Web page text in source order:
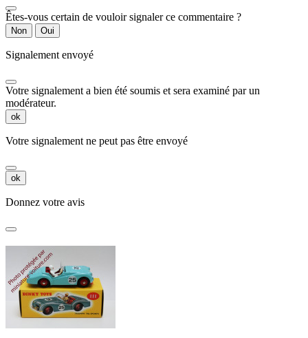
Êtes-vous certain de vouloir signaler ce commentaire ?
Non Oui
Signalement envoyé
Votre signalement a bien été soumis et sera examiné par un
modérateur.
ok
Votre signalement ne peut pas être envoyé
ok
Donnez votre avis